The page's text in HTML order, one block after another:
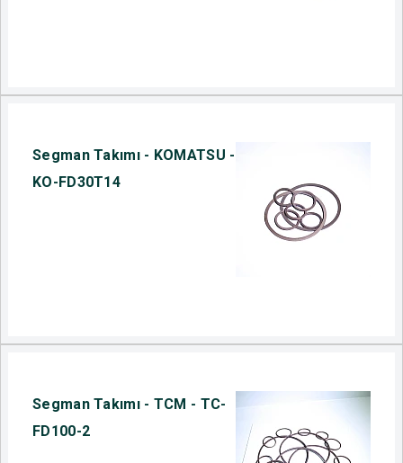
Segman Takımı - KOMATSU -
KO-FD30T14
Segman Takımı - TCM - TC-
FD100-2